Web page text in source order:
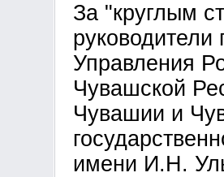
За "круглым
руководители
Управления
Чувашской
Чувашии и
имени И.Н.